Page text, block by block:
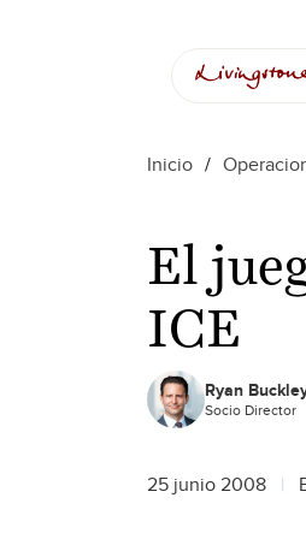
Inicio /
El
ICE
Ryan
Socio Director
25 junio 2008